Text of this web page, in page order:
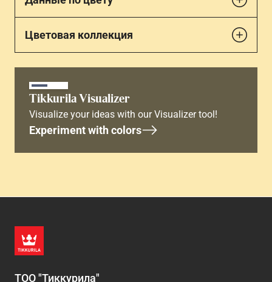
Цветовая коллекция
Tikkurila Visualizer
Visualize your ideas with our Visualizer tool!
Experiment with colors
ТОО "Тиккурила"